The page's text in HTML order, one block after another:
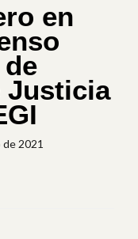
en
Justicia
2021